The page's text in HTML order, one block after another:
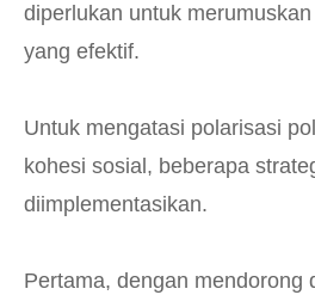
diperlukan untuk
yang efektif.
Untuk mengatasi polarisasi
kohesi sosial, beberapa
diimplementasikan.
Pertama, dengan mendorong